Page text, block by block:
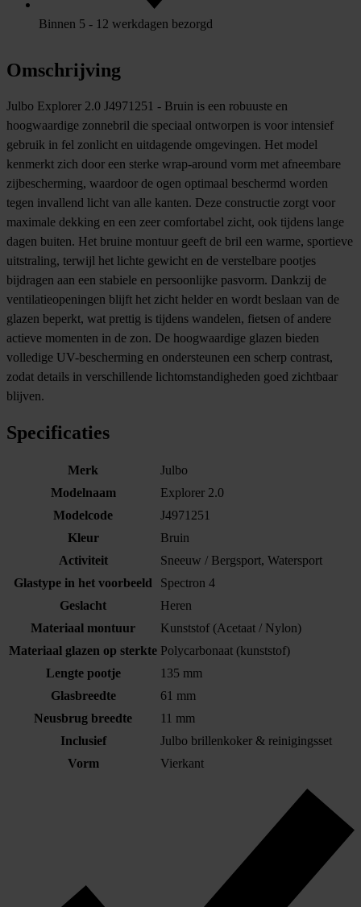
Binnen 5 - 12 werkdagen bezorgd
Omschrijving
Julbo Explorer 2.0 J4971251 - Bruin is een robuuste en
hoogwaardige zonnebril die speciaal ontworpen is voor intensief
gebruik in fel zonlicht en uitdagende omgevingen. Het model
kenmerkt zich door een sterke wrap-around vorm met afneembare
zijbescherming, waardoor de ogen optimaal beschermd worden
tegen invallend licht van alle kanten. Deze constructie zorgt voor
maximale dekking en een zeer comfortabel zicht, ook tijdens lange
dagen buiten. Het bruine montuur geeft de bril een warme, sportieve
uitstraling, terwijl het lichte gewicht en de verstelbare pootjes
bijdragen aan een stabiele en persoonlijke pasvorm. Dankzij de
ventilatieopeningen blijft het zicht helder en wordt beslaan van de
glazen beperkt, wat prettig is tijdens wandelen, fietsen of andere
actieve momenten in de zon. De hoogwaardige glazen bieden
volledige UV-bescherming en ondersteunen een scherp contrast,
zodat details in verschillende lichtomstandigheden goed zichtbaar
blijven.
Specificaties
Merk
Julbo
Modelnaam
Explorer 2.0
Modelcode
J4971251
Kleur
Bruin
Activiteit
Sneeuw / Bergsport, Watersport
Glastype in het voorbeeld
Spectron 4
Geslacht
Heren
Materiaal montuur
Kunststof (Acetaat / Nylon)
Materiaal glazen op sterkte Polycarbonaat (kunststof)
Lengte pootje
135 mm
Glasbreedte
61 mm
Neusbrug breedte
11 mm
Inclusief
Julbo brillenkoker & reinigingsset
Vorm
Vierkant